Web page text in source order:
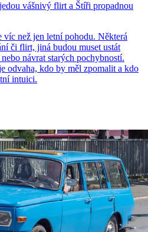
vášnivý flirt a Štíři propadnou
než jen letní pohodu. Některá
či flirt, jiná budou muset ustát
návrat starých pochybností.
odvaha, kdo by měl zpomalit a kdo
intuici.